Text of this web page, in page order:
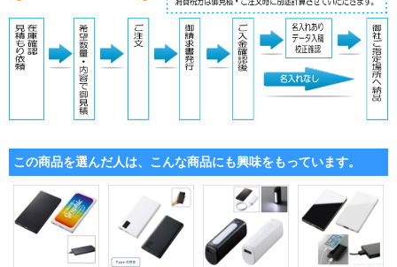
この商品を選んだ人は、こんな商品にも興味をもっています。